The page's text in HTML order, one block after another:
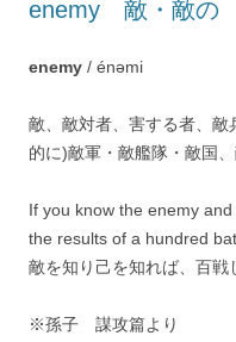
enemy 敵・敵の
enemy / énəmi
敵、敵対者、害する者、
的に)敵軍・敵艦隊・敵国
If you know the enemy
the results of a hundred
敵を知り己を知れば、百戦
※孫子 謀攻篇より